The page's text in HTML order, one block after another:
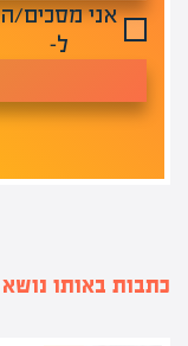
אני מסכים/ה
ל-
כתבות באותו נושא